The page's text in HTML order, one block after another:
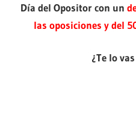
Día del Opositor con un
las oposiciones y del
¿Te lo